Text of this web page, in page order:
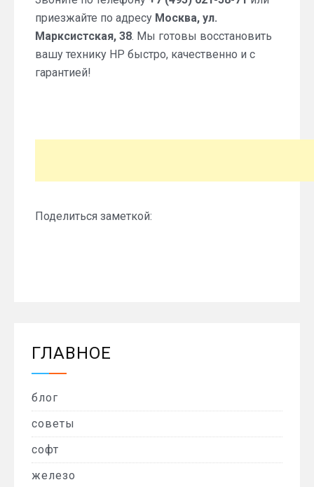
приезжайте по адресу Москва, ул.
Марксистская, 38. Мы готовы восстановить
вашу технику HP быстро, качественно и с
гарантией!
Поделиться заметкой:
ГЛАВНОЕ
блог
советы
софт
железо